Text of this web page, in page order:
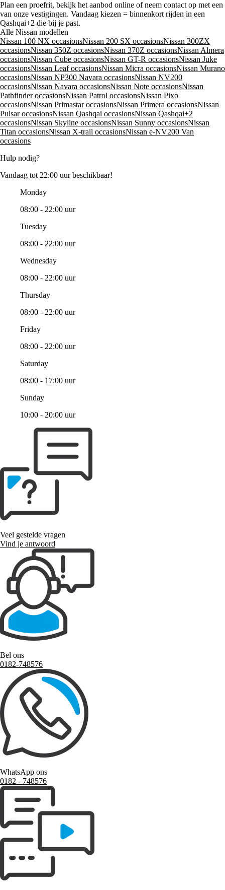
Plan een proefrit, bekijk het aanbod online of neem contact op met een
van onze vestigingen. Vandaag kiezen = binnenkort rijden in een
Qashqai+2 die bij je past.
Alle Nissan modellen
Nissan 100 NX occasionsNissan 200 SX occasionsNissan 300ZX
occasionsNissan 350Z occasionsNissan 370Z occasionsNissan Almera
occasionsNissan Cube occasionsNissan GT-R occasionsNissan Juke
occasionsNissan Leaf occasionsNissan Micra occasionsNissan Murano
occasionsNissan NP300 Navara occasionsNissan NV200
occasionsNissan Navara occasionsNissan Note occasionsNissan
Pathfinder occasionsNissan Patrol occasionsNissan Pixo
occasionsNissan Primastar occasionsNissan Primera occasionsNissan
Pulsar occasionsNissan Qashqai occasionsNissan Qashqai+2
occasionsNissan Skyline occasionsNissan Sunny occasionsNissan
Titan occasionsNissan X-trail occasionsNissan e-NV200 Van
occasions
Hulp nodig?
Vandaag tot 22:00 uur beschikbaar!
Monday
08:00 - 22:00 uur
Tuesday
08:00 - 22:00 uur
Wednesday
08:00 - 22:00 uur
Thursday
08:00 - 22:00 uur
Friday
08:00 - 22:00 uur
Saturday
08:00 - 17:00 uur
Sunday
10:00 - 20:00 uur
Veel gestelde vragen
Vind je antwoord
Bel ons
0182-748576
WhatsApp ons
0182 ‑ 748576